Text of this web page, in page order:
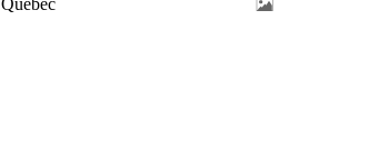
Québec